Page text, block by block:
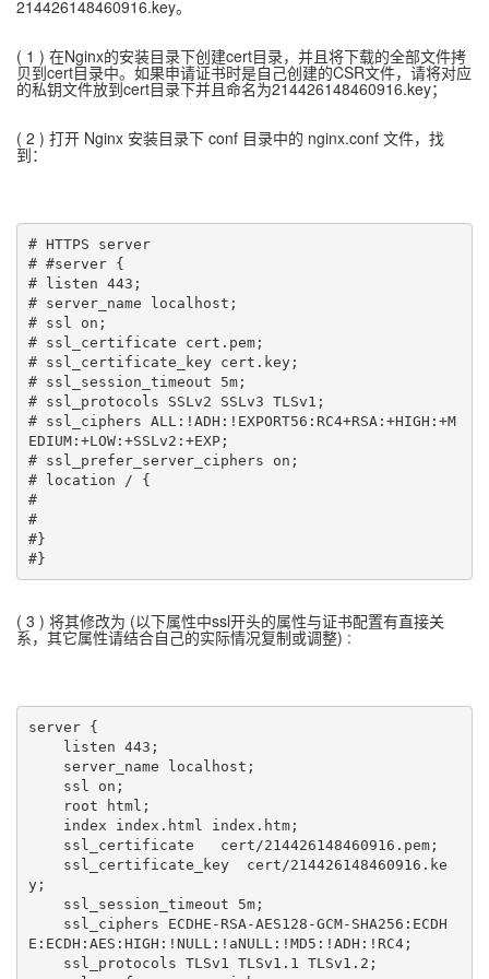
214426148460916.key。
( 1 ) 在Nginx的安装目录下创建cert目录，并且将下载的全部文件拷
贝到cert目录中。如果申请证书时是自己创建的CSR文件，请将对应
的私钥文件放到cert目录下并且命名为214426148460916.key；
( 2 ) 打开 Nginx 安装目录下 conf 目录中的 nginx.conf 文件，找
到：
# HTTPS server
# #server {
# listen 443;
# server_name localhost;
# ssl on;
# ssl_certificate cert.pem;
# ssl_certificate_key cert.key;
# ssl_session_timeout 5m;
# ssl_protocols SSLv2 SSLv3 TLSv1;
# ssl_ciphers ALL:!ADH:!EXPORT56:RC4+RSA:+HIGH:+M
EDIUM:+LOW:+SSLv2:+EXP;
# ssl_prefer_server_ciphers on;
# location / {
#
#
#}
#}
( 3 ) 将其修改为 (以下属性中ssl开头的属性与证书配置有直接关
系，其它属性请结合自己的实际情况复制或调整) :
server {
y;
E:ECDH:AES:HIGH:!NULL:!aNULL:!MD5:!ADH:!RC4;